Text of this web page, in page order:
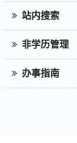
站内搜索
非学历管理
办事指南